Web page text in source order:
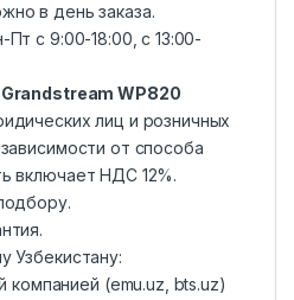
в день заказа.
с 9:00-18:00, c 13:00-
WP820
лиц и розничных
от способа
включает НДС 12%.
Узбекистану:
компанией (emu.uz, bts.uz)